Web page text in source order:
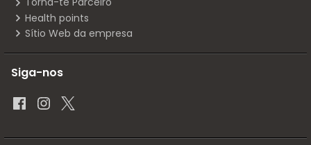
Health points
Sítio Web da empresa
Siga-nos